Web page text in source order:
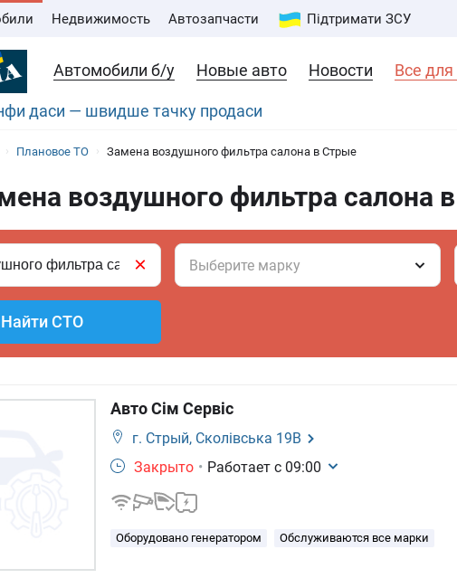
Недвижимость Автозапчасти Підтримати ЗСУ
Автомобили б/у Новые авто Новости Все для
даси — швидше тачку продаси
Плановое ТО Замена воздушного фильтра салона в Стрые
воздушного фильтра салона
×
Найти СТО
Авто Сім Сервіс
г. Стрый, Сколівська 19В
Закрыто • Работает с 09:00
Оборудовано генератором Обслуживаются все марки